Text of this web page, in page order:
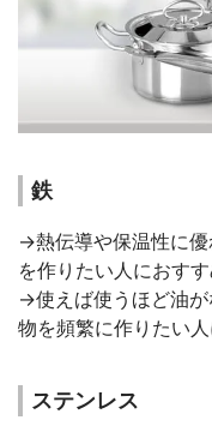
鉄
→熱伝導や保温性に
を作りたい人におす
→使えば使うほど油
物を頻繁に作りたい
ステンレス